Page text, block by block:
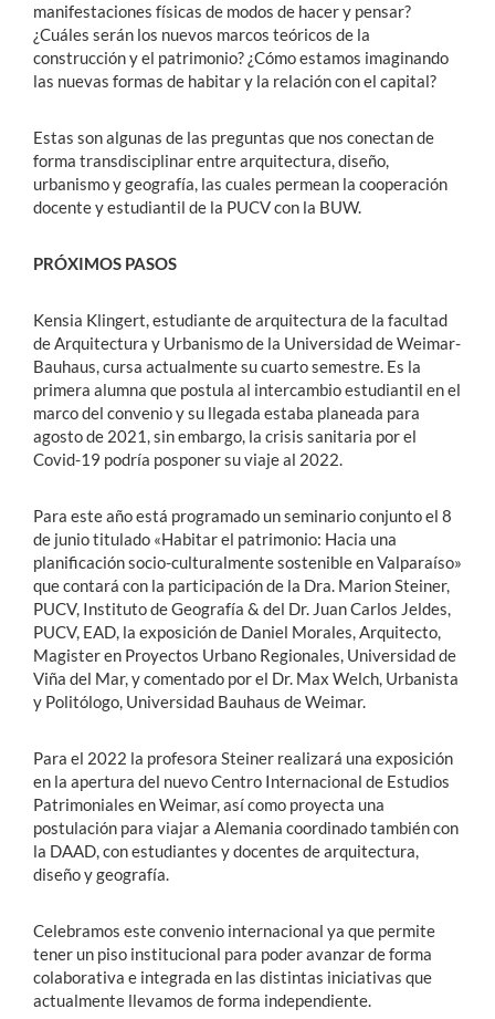
manifestaciones físicas de modos de hacer y pensar?
¿Cuáles serán los nuevos marcos teóricos de la
construcción y el patrimonio? ¿Cómo estamos imaginando
las nuevas formas de habitar y la relación con el capital?
Estas son algunas de las preguntas que nos conectan de
forma transdisciplinar entre arquitectura, diseño,
urbanismo y geografía, las cuales permean la cooperación
docente y estudiantil de la PUCV con la BUW.
PRÓXIMOS PASOS
Kensia Klingert, estudiante de arquitectura de la facultad
de Arquitectura y Urbanismo de la Universidad de Weimar-
Bauhaus, cursa actualmente su cuarto semestre. Es la
primera alumna que postula al intercambio estudiantil en el
marco del convenio y su llegada estaba planeada para
agosto de 2021, sin embargo, la crisis sanitaria por el
Covid-19 podría posponer su viaje al 2022.
Para este año está programado un seminario conjunto el 8
de junio titulado «Habitar el patrimonio: Hacia una
planificación socio-culturalmente sostenible en Valparaíso»
que contará con la participación de la Dra. Marion Steiner,
PUCV, Instituto de Geografía & del Dr. Juan Carlos Jeldes,
PUCV, EAD, la exposición de Daniel Morales, Arquitecto,
Magister en Proyectos Urbano Regionales, Universidad de
Viña del Mar, y comentado por el Dr. Max Welch, Urbanista
y Politólogo, Universidad Bauhaus de Weimar.
Para el 2022 la profesora Steiner realizará una exposición
en la apertura del nuevo Centro Internacional de Estudios
Patrimoniales en Weimar, así como proyecta una
postulación para viajar a Alemania coordinado también con
la DAAD, con estudiantes y docentes de arquitectura,
diseño y geografía.
Celebramos este convenio internacional ya que permite
tener un piso institucional para poder avanzar de forma
colaborativa e integrada en las distintas iniciativas que
actualmente llevamos de forma independiente.